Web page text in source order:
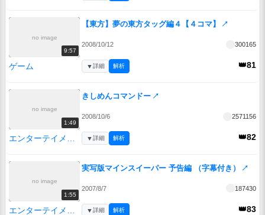
no image
9:57
【東方】夢の東方タッグ編４【４コマ】 ↗
2008/10/12 300165
ゲーム 👑81
▼詳細 解析
no image
1:49
きしめんコマンドー ↗
2008/10/6 2571156
👑82
▼詳細 解析
no image
1:55
実写版マインスイーパー 予告編 （字幕付き） ↗
2007/8/7 187430
👑83
▼詳細 解析